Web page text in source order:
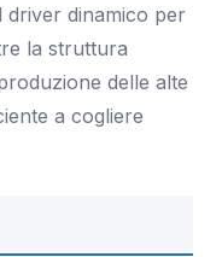
driver dinamico per
la struttura
delle alte
a cogliere